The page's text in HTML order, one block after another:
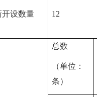
开设数量 12
总数
（单位：
条）